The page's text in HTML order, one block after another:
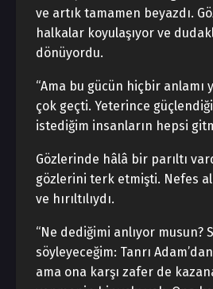
ve artık tamamen beyazdı.
halkalar koyulaşıyor ve
dönüyordu.
“Ama bu gücün hiçbir anlamı
çok geçti. Yeterince
istediğim insanların hepsi
Gözlerinde hâlâ bir parıltı
gözlerini terk etmişti. Nefes
ve hırıltılıydı.
“Ne dediğimi anlıyor musun?
söyleyeceğim: Tanrı
ama ona karşı zafer de